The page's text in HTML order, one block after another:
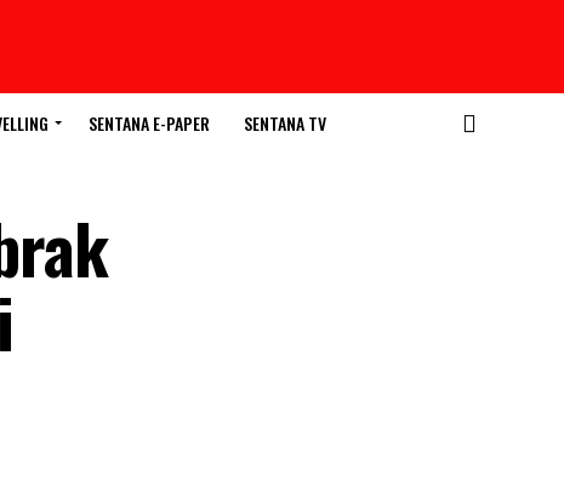
SENTANA E-PAPER SENTANA TV